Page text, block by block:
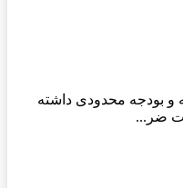
و بودجه محدودی داشته
ضر...